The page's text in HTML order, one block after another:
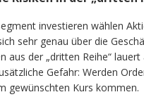
investieren wählen
sehr genau über die
aus der „dritten Reihe“
Gefahr: Werden
gewünschten Kurs kommen.